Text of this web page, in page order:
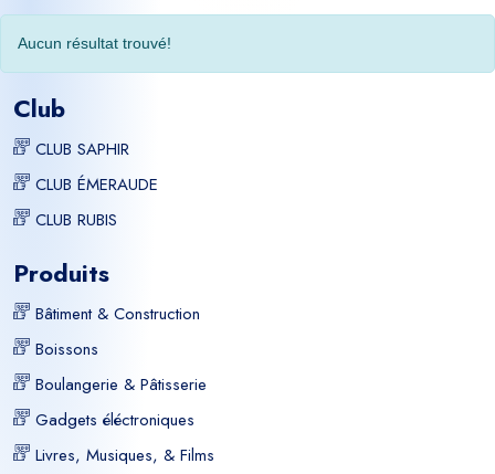
Aucun résultat trouvé!
Club
CLUB SAPHIR
CLUB ÉMERAUDE
CLUB RUBIS
Produits
Bâtiment & Construction
Boissons
Boulangerie & Pâtisserie
Gadgets éléctroniques
Livres, Musiques, & Films